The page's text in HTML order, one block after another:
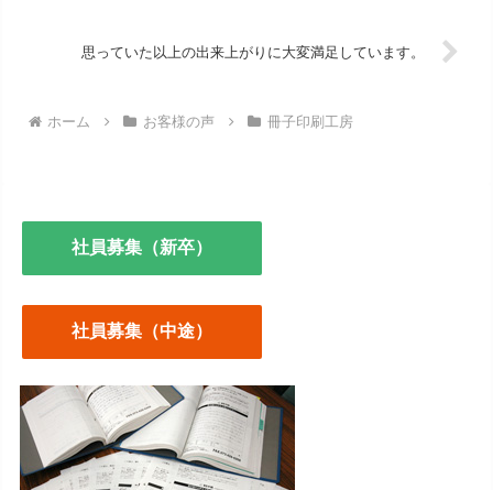
思っていた以上の出来上がりに大変満足しています。
ホーム お客様の声 冊子印刷工房
社員募集（新卒）
社員募集（中途）